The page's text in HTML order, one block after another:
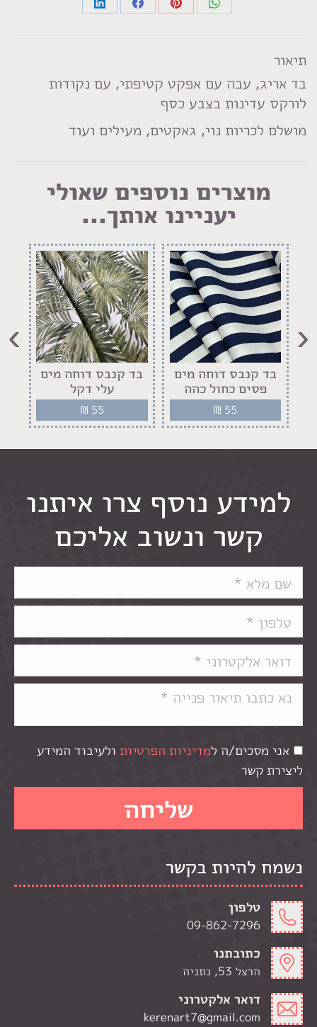
Share
Share
Share
Share
תיאור
בד אריג, עבה עם אפקט קטיפתי, עם נקודות
לורקס עדינות בצבע כסף
מושלם לכריות נוי, גאקטים, מעילים ועוד
מוצרים נוספים שאולי
יעניינו אותך...
בד קנבס דוחה מים
פסים כחול כהה
₪ 55
בד קנבס דוחה מים
עלי דקל
₪ 55
‹
›
למידע נוסף צרו איתנו
קשר ונשוב אליכם
אני מסכים/ה למדיניות הפרטיות ולעיבוד המידע
ליצירת קשר
נשמח להיות בקשר
טלפון
09-862-7296
כתובתנו
הרצל 53, נתניה
דואר אלקטרוני
kerenart7@gmail.com